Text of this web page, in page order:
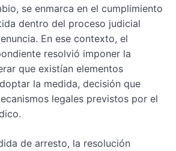
se enmarca en el cumplimiento
dentro del proceso judicial
En ese contexto, el
resolvió imponer la
que existían elementos
la medida, decisión que
legales previstos por el
de arresto, la resolución